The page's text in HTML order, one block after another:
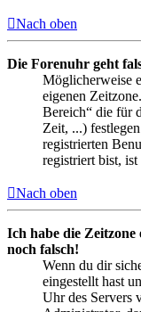
Nach oben
Die Forenuhr geht
Möglicherweise
eigenen
Bereich“ die für
Zeit, ...)
registrierten
registriert bist,
Nach oben
Ich habe die
noch falsch!
Wenn du dir
eingestellt hast
Uhr des Servers